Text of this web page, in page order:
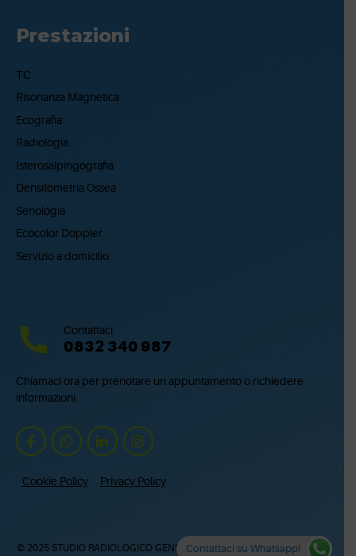
Prestazioni
TC
Risonanza Magnetica
Ecografia
Radiologia
Isterosalpingografia
Densitometria Ossea
Senologia
Ecocolor Doppler
Servizio a domicilio
Contattaci
0832 340 987
Chiamaci ora per prenotare un appuntamento o richiedere
informazioni.
Cookie Policy Privacy Policy
© 2025 STUDIO RADIOLOGICO GENNARO QUARTA COLOSSO SRL – via
Contattaci su Whatsapp!